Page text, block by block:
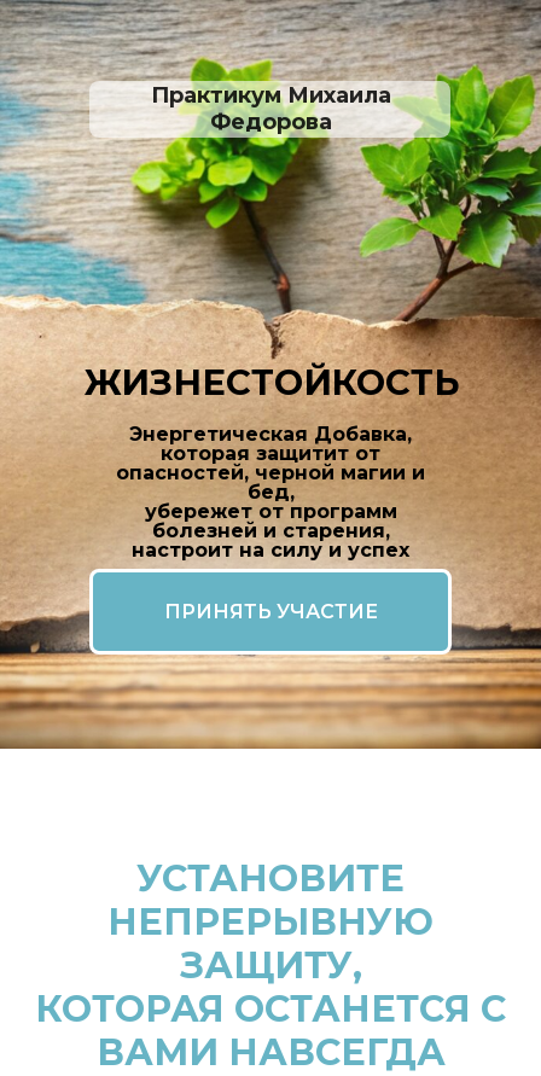
ЖИЗНЕСТОЙКОСТЬ
Практикум Михаила
Федорова
ПРИНЯТЬ УЧАСТИЕ
Энергетическая Добавка,
которая защитит от
опасностей, черной магии и
бед,
убережет от программ
болезней и старения,
настроит на силу и успех
УСТАНОВИТЕ
НЕПРЕРЫВНУЮ
ЗАЩИТУ,
КОТОРАЯ ОСТАНЕТСЯ С
ВАМИ НАВСЕГДА